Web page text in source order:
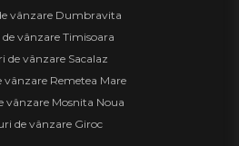
vânzare Dumbravita
de vânzare Timisoara
de vânzare Sacalaz
vânzare Remetea Mare
vânzare Mosnita Noua
de vânzare Giroc